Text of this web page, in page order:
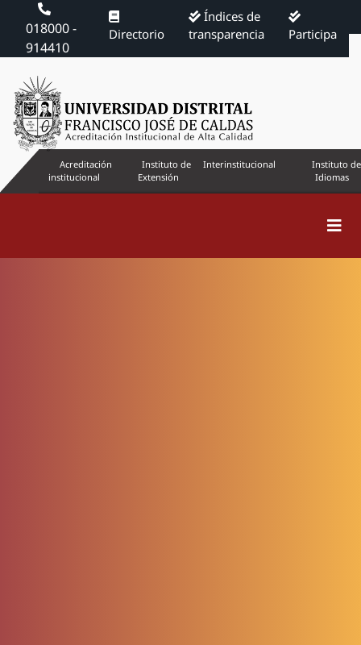
018000 -
914410
Directorio
Índices de
transparencia
Participa
Acreditación
institucional
Instituto de
Extensión
Interinstitucional
Instituto de
Idiomas